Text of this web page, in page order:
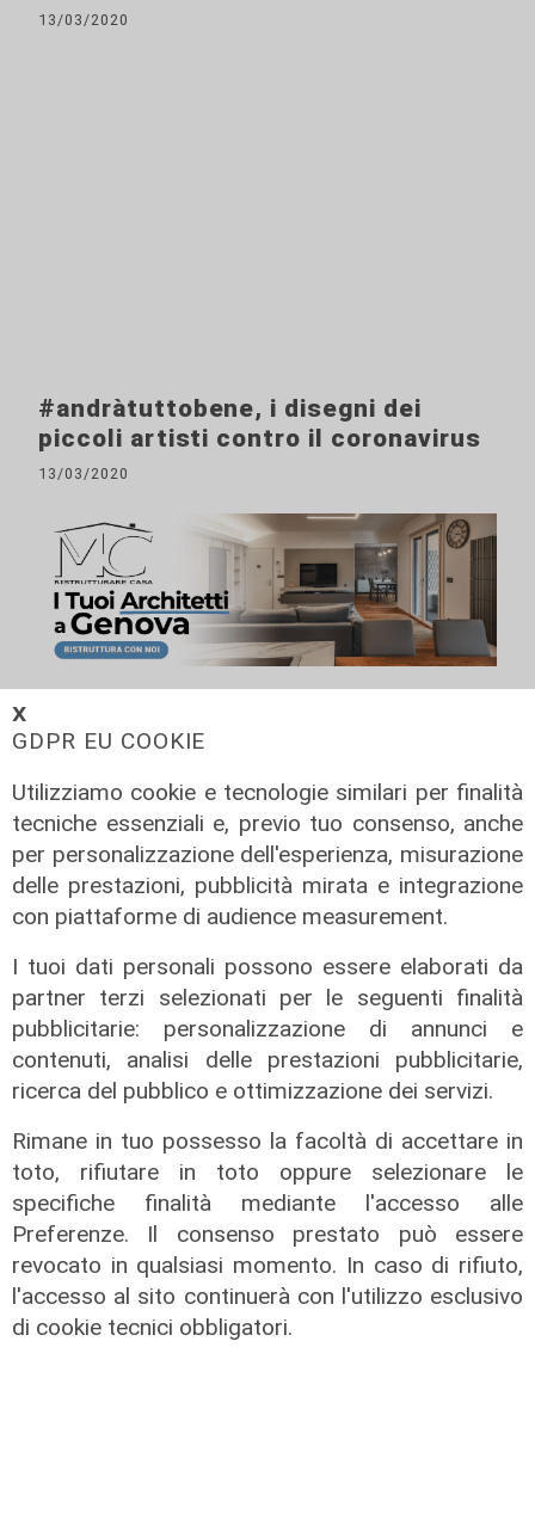
𝗫
GDPR EU COOKIE
Utilizziamo cookie e tecnologie similari per finalità
tecniche essenziali e, previo tuo consenso, anche
per personalizzazione dell'esperienza, misurazione
delle prestazioni, pubblicità mirata e integrazione
con piattaforme di audience measurement.
I tuoi dati personali possono essere elaborati da
partner terzi selezionati per le seguenti finalità
pubblicitarie: personalizzazione di annunci e
contenuti, analisi delle prestazioni pubblicitarie,
ricerca del pubblico e ottimizzazione dei servizi.
Rimane in tuo possesso la facoltà di accettare in
toto, rifiutare in toto oppure selezionare le
specifiche finalità mediante l'accesso alle
Preferenze. Il consenso prestato può essere
revocato in qualsiasi momento. In caso di rifiuto,
l'accesso al sito continuerà con l'utilizzo esclusivo
di cookie tecnici obbligatori.
13/03/2020
#andràtuttobene, i disegni dei
piccoli artisti contro il coronavirus
13/03/2020
L'approfondimento
Parte dal ghetto la reazione contro
degrado e malavita. Tacchini
(Centro Est) a Telenord: "Disagio
sociale avanzato"
07/08/2026